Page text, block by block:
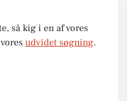
så kig i en af vores
udvidet søgning.